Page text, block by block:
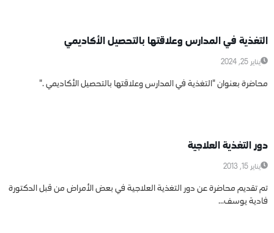
التغذية في المدارس وعلاقتها بالتحصيل الأكاديمي
يناير 25, 2024
محاضرة بعنوان "التغذية في المدارس وعلاقتها بالتحصيل الأكاديمي ."
دور التغذية العلاجية
يناير 15, 2013
تم تقديم محاضرة عن دور التغذية العلاجية في بعض الأمراض من قبل الدكتورة
فادية يوسف...